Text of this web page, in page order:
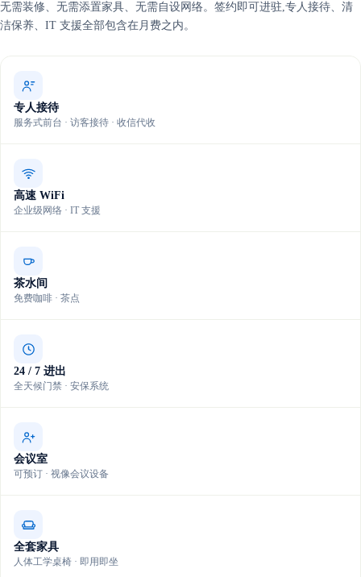
无需装修、无需添置家具、无需自设网络。签约即可进驻,专人接待、清
洁保养、IT 支援全部包含在月费之内。
专人接待
服务式前台 · 访客接待 · 收信代收
高速 WiFi
企业级网络 · IT 支援
茶水间
免费咖啡 · 茶点
24 / 7 进出
全天候门禁 · 安保系统
会议室
可预订 · 视像会议设备
全套家具
人体工学桌椅 · 即用即坐